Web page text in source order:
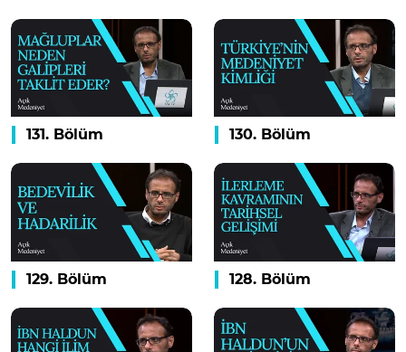
131. Bölüm 130. Bölüm
129. Bölüm 128. Bölüm